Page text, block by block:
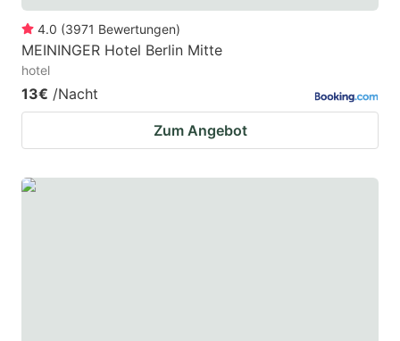
4.0 (3971 Bewertungen)
MEININGER Hotel Berlin Mitte
hotel
13€ /Nacht
Zum Angebot